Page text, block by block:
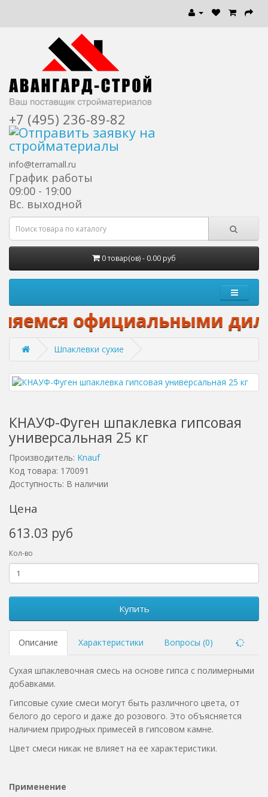
+7 (495) 236-89-82
info@terramall.ru
График работы
09:00 - 19:00
Вс. выходной
0 товар(ов) - 0.00 руб
официальными
Шпаклевки сухие
КНАУФ-Фуген шпаклевка гипсовая
универсальная 25 кг
Производитель: Knauf
Код товара: 170091
Доступность: В наличии
Цена
613.03 руб
Кол-во
Купить
Описание Характеристики Вопросы (0)
Сухая шпаклевочная смесь на основе гипса с полимерными
добавками.
Гипсовые сухие смеси могут быть различного цвета, от
белого до серого и даже до розового. Это объясняется
наличием природных примесей в гипсовом камне.
Цвет смеси никак не влияет на ее характеристики.
Применение